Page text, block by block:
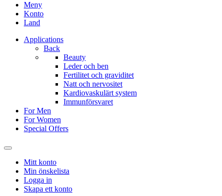
Meny
Konto
Land
Applications
Back
Beauty
Leder och ben
Fertilitet och graviditet
Natt och nervositet
Kardiovaskulärt system
Immunförsvaret
For Men
For Women
Special Offers
Mitt konto
Min önskelista
Logga in
Skapa ett konto